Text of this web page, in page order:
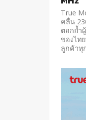
True
คลื่น
ตอกย้ำ
ของไท
ลูกค้าทุ